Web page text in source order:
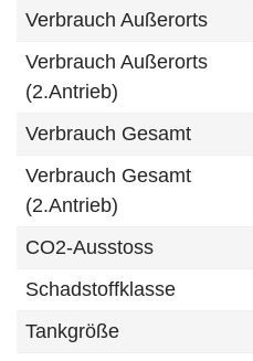
Verbrauch Außerorts
Verbrauch Außerorts
(2.Antrieb)
Verbrauch Gesamt
Verbrauch Gesamt
(2.Antrieb)
CO2-Ausstoss
Schadstoffklasse
Tankgröße